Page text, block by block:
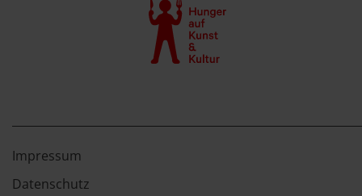
Impressum
Datenschutz